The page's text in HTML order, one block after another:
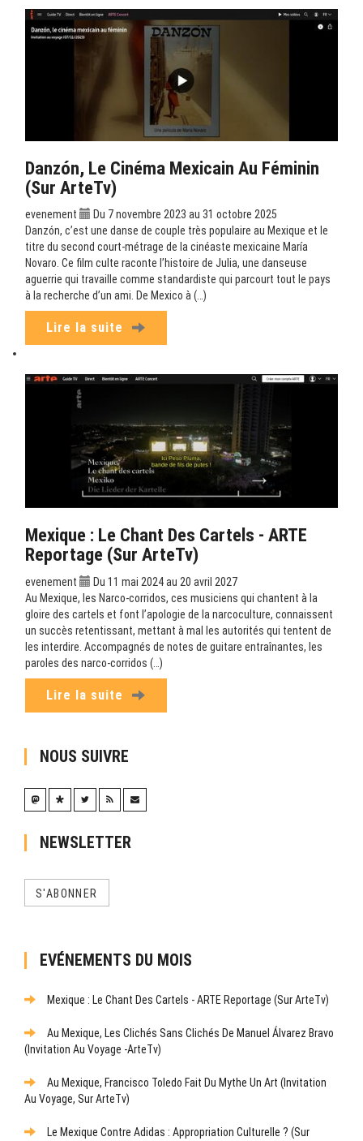
Danzón, Le Cinéma Mexicain Au Féminin
(sur ArteTv)
evenement
Du 7 novembre 2023 au 31 octobre 2025
Danzón, c’est une danse de couple très populaire au Mexique et le
titre du second court-métrage de la cinéaste mexicaine María
Novaro. Ce film culte raconte l’histoire de Julia, une danseuse
aguerrie qui travaille comme standardiste qui parcourt tout le pays
à la recherche d’un ami. De Mexico à (…)
Lire la suite
Mexique : Le Chant Des Cartels - ARTE
Reportage (sur ArteTv)
evenement
Du 11 mai 2024 au 20 avril 2027
Au Mexique, les Narco-corridos, ces musiciens qui chantent à la
gloire des cartels et font l’apologie de la narcoculture, connaissent
un succès retentissant, mettant à mal les autorités qui tentent de
les interdire. Accompagnés de notes de guitare entraînantes, les
paroles des narco-corridos (…)
Lire la suite
NOUS SUIVRE
NEWSLETTER
S'ABONNER
EVÉNEMENTS DU MOIS
Mexique : Le Chant Des Cartels - ARTE Reportage (sur ArteTv)
Au Mexique, Les Clichés Sans Clichés De Manuel Álvarez Bravo
(Invitation Au Voyage -ArteTv)
Au Mexique, Francisco Toledo Fait Du Mythe Un Art (Invitation
Au Voyage, Sur ArteTv)
Le Mexique Contre Adidas : Appropriation Culturelle ? (sur